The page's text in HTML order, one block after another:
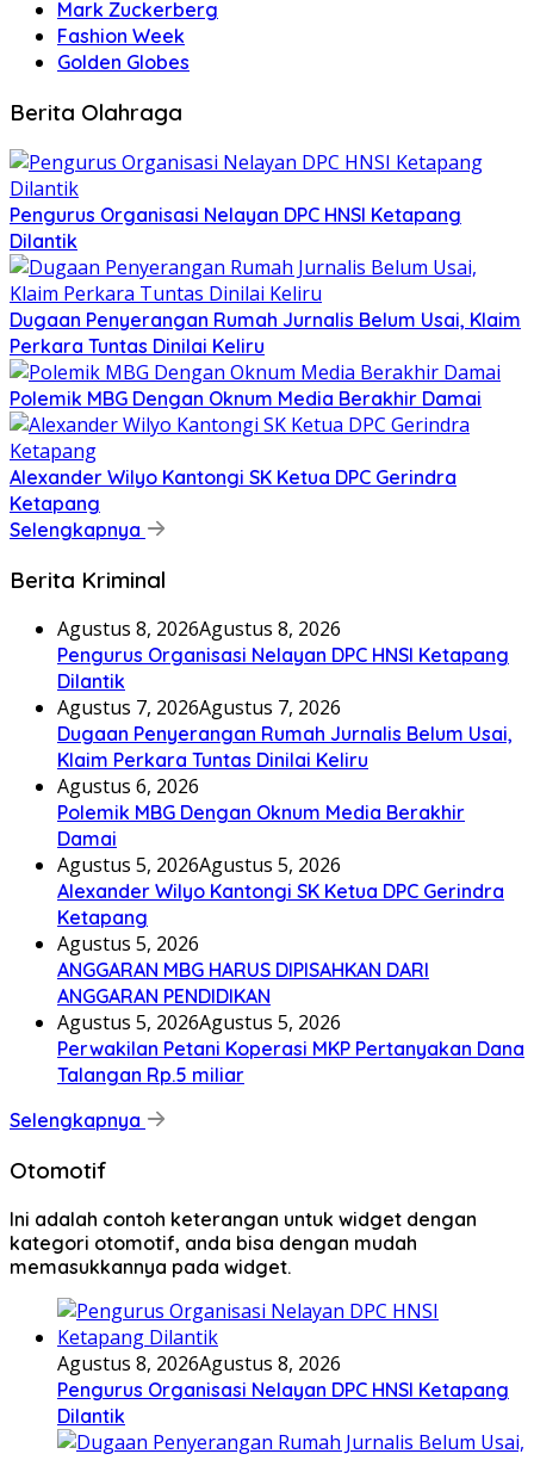
Mark Zuckerberg
Fashion Week
Golden Globes
Berita Olahraga
Pengurus Organisasi Nelayan DPC HNSI Ketapang
Dilantik
Dugaan Penyerangan Rumah Jurnalis Belum Usai, Klaim
Perkara Tuntas Dinilai Keliru
Polemik MBG Dengan Oknum Media Berakhir Damai
Alexander Wilyo Kantongi SK Ketua DPC Gerindra
Ketapang
Selengkapnya
Berita Kriminal
Agustus 8, 2026Agustus 8, 2026
Pengurus Organisasi Nelayan DPC HNSI Ketapang
Dilantik
Agustus 7, 2026Agustus 7, 2026
Dugaan Penyerangan Rumah Jurnalis Belum Usai,
Klaim Perkara Tuntas Dinilai Keliru
Agustus 6, 2026
Polemik MBG Dengan Oknum Media Berakhir
Damai
Agustus 5, 2026Agustus 5, 2026
Alexander Wilyo Kantongi SK Ketua DPC Gerindra
Ketapang
Agustus 5, 2026
ANGGARAN MBG HARUS DIPISAHKAN DARI
ANGGARAN PENDIDIKAN
Agustus 5, 2026Agustus 5, 2026
Perwakilan Petani Koperasi MKP Pertanyakan Dana
Talangan Rp.5 miliar
Selengkapnya
Otomotif
Ini adalah contoh keterangan untuk widget dengan
kategori otomotif, anda bisa dengan mudah
memasukkannya pada widget.
Agustus 8, 2026Agustus 8, 2026
Pengurus Organisasi Nelayan DPC HNSI Ketapang
Dilantik